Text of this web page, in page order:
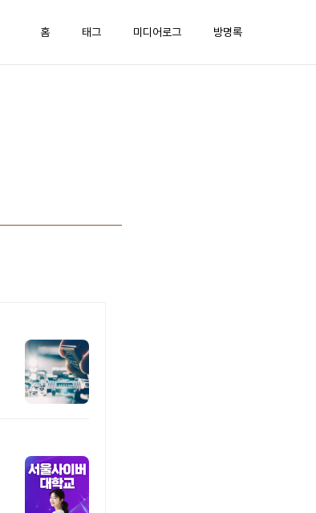
홈 태그 미디어로그 방명록